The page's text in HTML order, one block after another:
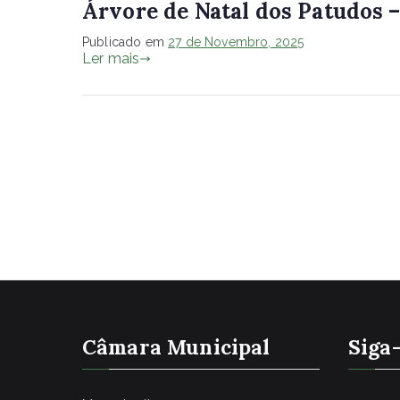
Árvore de Natal dos Patudos
Publicado em 27 de Novembro, 2025
Ler mais
Câmara Municipal